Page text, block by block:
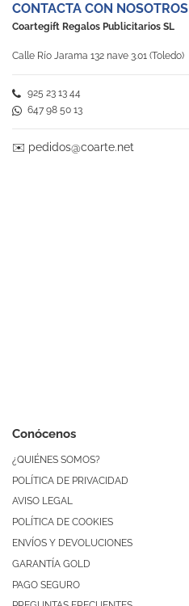
Conócenos
¿QUIÉNES SOMOS?
POLÍTICA DE PRIVACIDAD
AVISO LEGAL
POLÍTICA DE COOKIES
ENVÍOS Y DEVOLUCIONES
GARANTÍA GOLD
PAGO SEGURO
CONTACTA CON NOSOTROS
Coartegift Regalos Publicitarios SL
Calle Río Jarama 132 nave 3.01 (Toledo)
925 23 13 44
647 98 50 13
✉️ pedidos@coarte.net